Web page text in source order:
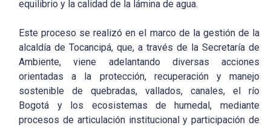
equilibrio y la calidad de la lámina de agua.
Este proceso se realizó en el marco de la gestión de la
alcaldía de Tocancipá, que, a través de la Secretaría de
Ambiente, viene adelantando diversas acciones
orientadas a la protección, recuperación y manejo
sostenible de quebradas, vallados, canales, el río
Bogotá y los ecosistemas de humedal, mediante
procesos de articulación institucional y participación de